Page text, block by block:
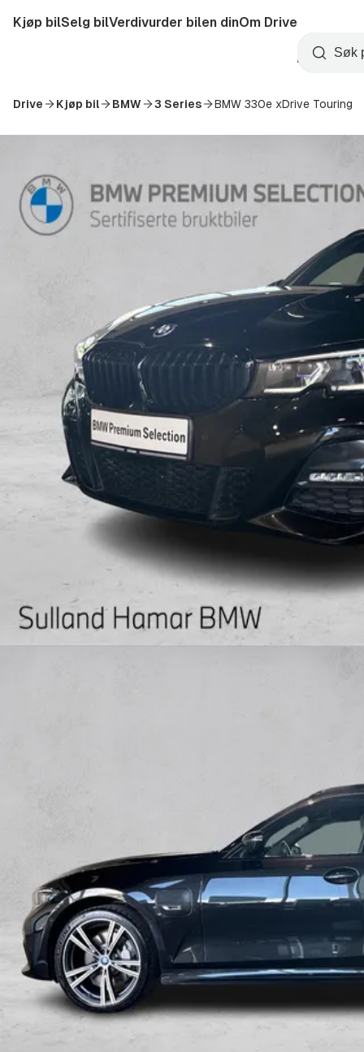
til
Startside
Kjøp bilSelg bilVerdivurder bilen dinOm Drive
Opprett
konto
Søk
Drive Kjøp bil BMW 3 Series BMW 330e xDrive Touring